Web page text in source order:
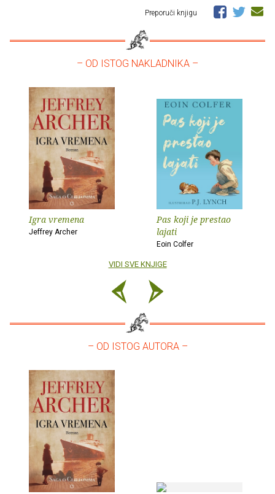
Preporuči knjigu
– OD ISTOG NAKLADNIKA –
Igra vremena
Jeffrey Archer
Pas koji je prestao
lajati
Eoin Colfer
VIDI SVE KNJIGE
– OD ISTOG AUTORA –